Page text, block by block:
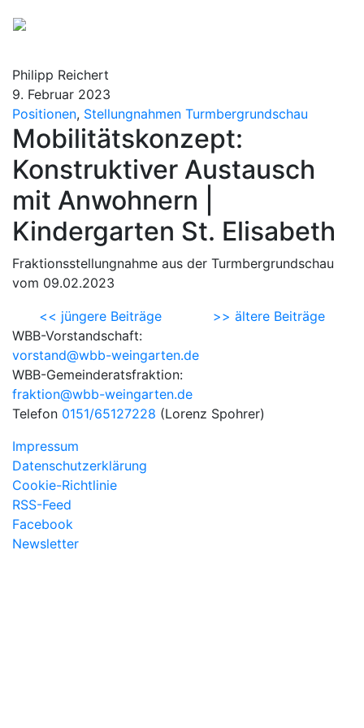
Philipp Reichert
9. Februar 2023
Positionen, Stellungnahmen Turmbergrundschau
Mobilitätskonzept:
Konstruktiver Austausch
mit Anwohnern |
Kindergarten St. Elisabeth
Fraktionsstellungnahme aus der Turmbergrundschau
vom 09.02.2023
<< jüngere Beiträge
>> ältere Beiträge
WBB-Vorstandschaft:
vorstand@wbb-weingarten.de
WBB-Gemeinderatsfraktion:
fraktion@wbb-weingarten.de
Telefon 0151/65127228 (Lorenz Spohrer)
Impressum
Datenschutzerklärung
Cookie-Richtlinie
RSS-Feed
Facebook
Newsletter